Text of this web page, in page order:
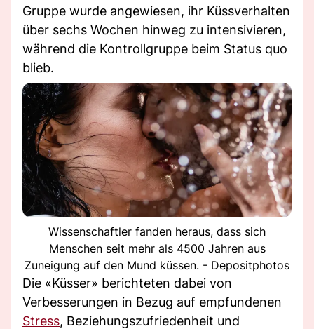
Gruppe wurde angewiesen, ihr Küssverhalten
über sechs Wochen hinweg zu intensivieren,
während die Kontrollgruppe beim Status quo
blieb.
Wissenschaftler fanden heraus, dass sich
Menschen seit mehr als 4500 Jahren aus
Zuneigung auf den Mund küssen. - Depositphotos
Die «Küsser» berichteten dabei von
Verbesserungen in Bezug auf empfundenen
Stress, Beziehungszufriedenheit und